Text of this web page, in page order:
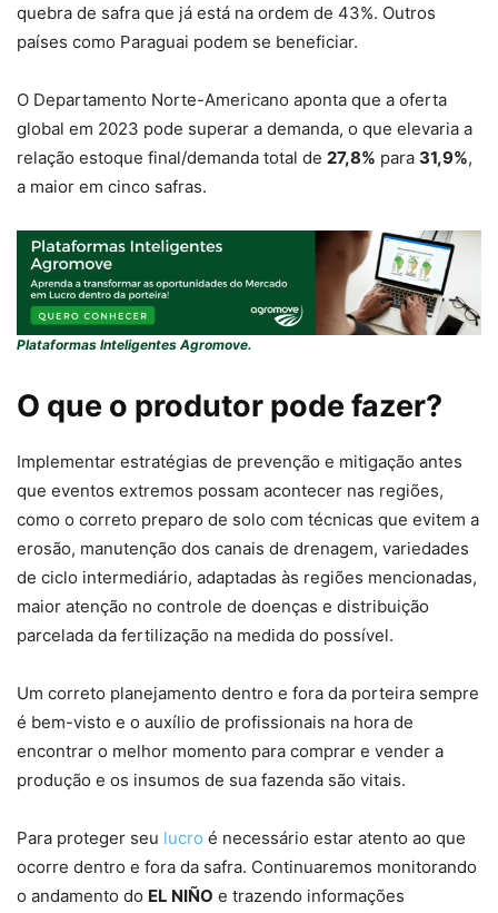
quebra de safra que já está na ordem de 43%. Outros
países como Paraguai podem se beneficiar.
O Departamento Norte-Americano aponta que a oferta
global em 2023 pode superar a demanda, o que elevaria a
relação estoque final/demanda total de 27,8% para 31,9%,
a maior em cinco safras.
Plataformas Inteligentes Agromove.
O que o produtor pode fazer?
Implementar estratégias de prevenção e mitigação antes
que eventos extremos possam acontecer nas regiões,
como o correto preparo de solo com técnicas que evitem a
erosão, manutenção dos canais de drenagem, variedades
de ciclo intermediário, adaptadas às regiões mencionadas,
maior atenção no controle de doenças e distribuição
parcelada da fertilização na medida do possível.
Um correto planejamento dentro e fora da porteira sempre
é bem-visto e o auxílio de profissionais na hora de
encontrar o melhor momento para comprar e vender a
produção e os insumos de sua fazenda são vitais.
Para proteger seu lucro é necessário estar atento ao que
ocorre dentro e fora da safra. Continuaremos monitorando
o andamento do EL NIÑO e trazendo informações